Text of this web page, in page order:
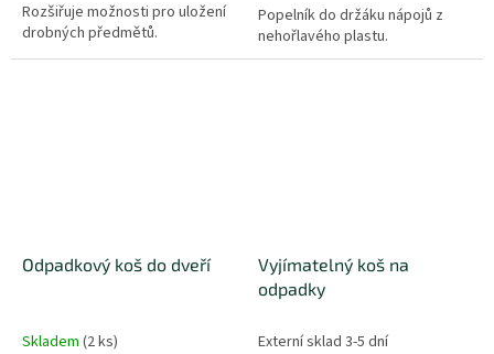
Rozšiřuje možnosti pro uložení
drobných předmětů.
Popelník do držáku nápojů z
nehořlavého plastu.
Odpadkový koš do dveří
Skladem (2 ks)
Vyjímatelný koš na
odpadky
Externí sklad 3-5 dní